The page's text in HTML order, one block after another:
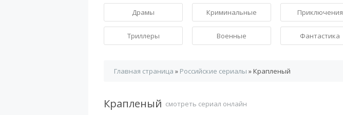
Драмы Криминальные Приключения
Триллеры Военные Фантастика
Главная страница » Российские сериалы » Крапленый
Крапленый смотреть сериал онлайн